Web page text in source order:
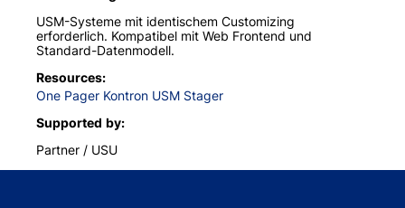
USM-Systeme mit identischem Customizing
erforderlich. Kompatibel mit Web Frontend und
Standard-Datenmodell.
Resources
One Pager Kontron USM Stager
Supported by
Partner / USU